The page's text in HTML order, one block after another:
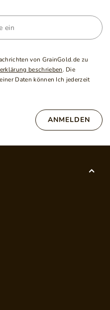
von GrainGold.de zu
beschrieben. Die
Daten können Ich jederzeit
ANMELDEN